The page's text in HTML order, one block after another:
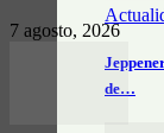
de…
7 agosto, 2026